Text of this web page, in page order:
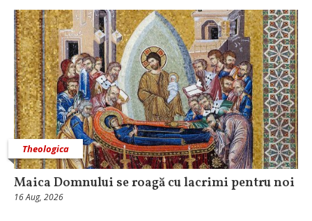
Theologica
Maica Domnului se roagă cu lacrimi pentru noi
16 Aug, 2026